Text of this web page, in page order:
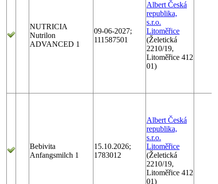
NUTRICIA
Nutrilon
ADVANCED 1
09-06-2027;
111587501
Albert Česká
republika,
s.r.o.
Litoměřice
(Želetická
2210/19,
Litoměřice 412
01)
Bebivita
Anfangsmilch 1
15.10.2026;
1783012
Albert Česká
republika,
s.r.o.
Litoměřice
(Želetická
2210/19,
Litoměřice 412
01)